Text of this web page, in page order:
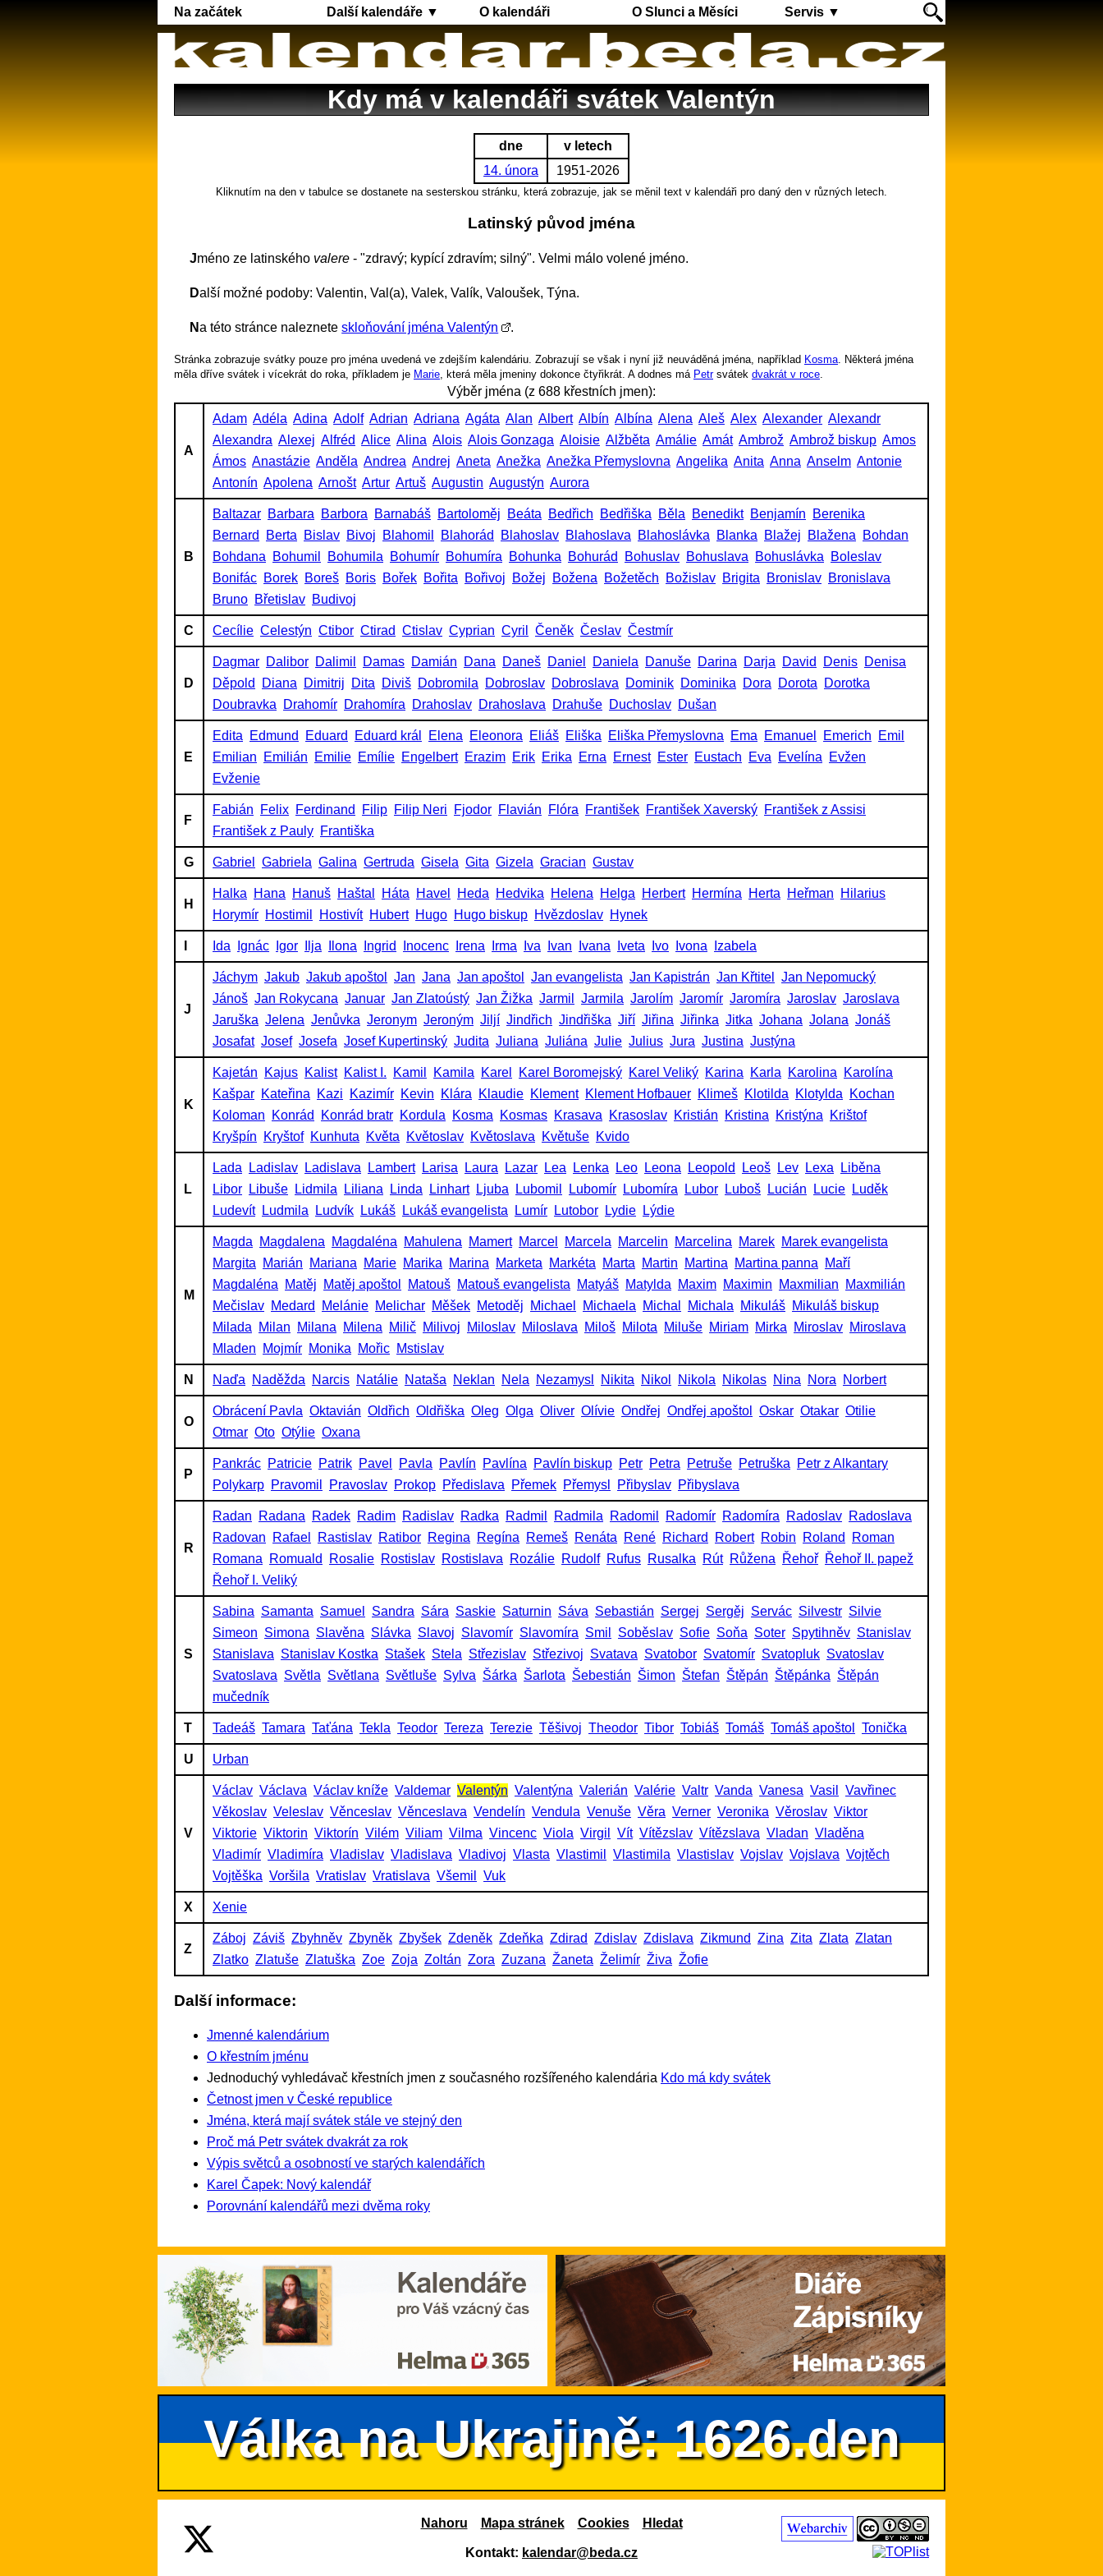
Na začátek Další kalendáře ▼ O kalendáři O Slunci a Měsíci Servis ▼
Kdy má v kalendáři svátek Valentýn
dne
v letech
14. února
1951-2026
Kliknutím na den v tabulce se dostanete na sesterskou stránku, která zobrazuje, jak se měnil text v kalendáři pro daný den v různých letech.
Latinský původ jména
Jméno ze latinského valere - "zdravý; kypící zdravím; silný". Velmi málo volené jméno.
Další možné podoby: Valentin, Val(a), Valek, Valík, Valoušek, Týna.
Na této stránce nalezneteskloňování jména Valentýn .
Stránka zobrazuje svátky pouze pro jména uvedená ve zdejším kalendáriu. Zobrazují se však i nyní již neuváděná jména, například Kosma . Některá jména
měla dříve svátek i vícekrát do roka, příkladem je Marie , která měla jmeniny dokonce čtyřikrát. A dodnes má Petrsvátek dvakrát v roce
Výběr jména (z 688 křestních jmen):
A
Adam Adéla Adina Adolf Adrian Adriana Agáta Alan Albert Albín Albína Alena Aleš Alex Alexander Alexandr
Alexandra Alexej Alfréd Alice Alina Alois Alois Gonzaga Aloisie Alžběta Amálie Amát Ambrož Ambrož biskup Amos
Ámos Anastázie Anděla Andrea Andrej Aneta Anežka Anežka Přemyslovna Angelika Anita Anna Anselm Antonie
Antonín Apolena Arnošt Artur Artuš Augustin Augustýn Aurora
B
Baltazar Barbara Barbora Barnabáš Bartoloměj Beáta Bedřich Bedřiška Běla Benedikt Benjamín
Berenika
Bernard
Berta Bislav Bivoj Blahomil Blahorád Blahoslav Blahoslava Blahoslávka Blanka Blažej Blažena
Bohdan
Bohdana
Bohumil Bohumila Bohumír Bohumíra Bohunka Bohurád Bohuslav Bohuslava Bohuslávka
Boleslav
Bonifác Borek Boreš Boris Bořek Bořita Bořivoj Božej Božena Božetěch Božislav Brigita Bronislav Bronislava
Bruno Břetislav Budivoj
C Cecílie Celestýn Ctibor Ctirad Ctislav Cyprian Cyril Čeněk Česlav Čestmír
D
Dagmar Dalibor Dalimil Damas Damián Dana Daneš Daniel Daniela Danuše Darina Darja David Denis Denisa
Děpold
Diana Dimitrij Dita Diviš Dobromila Dobroslav Dobroslava Dominik Dominika Dora Dorota
Dorotka
Doubravka
Drahomír Drahomíra Drahoslav Drahoslava Drahuše Duchoslav Dušan
E
Edita Edmund Eduard Eduard král Elena Eleonora Eliáš Eliška Eliška Přemyslovna Ema Emanuel Emerich
Emil
Emilian
Emilián Emilie Emílie Engelbert Erazim Erik Erika Erna Ernest Ester Eustach Eva Evelína
Evžen
Evženie
F
Fabián Felix Ferdinand Filip Filip Neri Fjodor Flavián Flóra František František Xaverský František z Assisi
František z Pauly Františka
G Gabriel Gabriela Galina Gertruda Gisela Gita Gizela Gracian Gustav
H
Halka Hana Hanuš Haštal Háta Havel Heda Hedvika Helena Helga Herbert Hermína Herta Heřman
Hilarius
Horymír Hostimil Hostivít Hubert Hugo Hugo biskup Hvězdoslav Hynek
Ida Ignác Igor Ilja Ilona Ingrid Inocenc Irena Irma Iva Ivan Ivana Iveta Ivo Ivona Izabela
J
Jáchym Jakub Jakub apoštol Jan Jana Jan apoštol Jan evangelista Jan Kapistrán Jan Křtitel
Jan Nepomucký
Jánoš Jan Rokycana Januar Jan Zlatoústý Jan Žižka Jarmil Jarmila Jarolím Jaromír Jaromíra Jaroslav Jaroslava
Jaruška Jelena Jenůvka Jeronym Jeroným Jiljí Jindřich Jindřiška Jiří Jiřina Jiřinka Jitka Johana Jolana Jonáš
Josafat Josef Josefa Josef Kupertinský Judita Juliana Juliána Julie Julius Jura Justina Justýna
K
Kajetán Kajus Kalist Kalist I. Kamil Kamila Karel Karel Boromejský Karel Veliký Karina Karla Karolina
Karolína
Kašpar Kateřina Kazi Kazimír Kevin Klára Klaudie Klement Klement Hofbauer Klimeš Klotilda Klotylda
Kochan
Koloman
Konrád Konrád bratr Kordula Kosma Kosmas Krasava Krasoslav Kristián Kristina Kristýna
Krištof
Kryšpín
Kryštof Kunhuta Květa Květoslav Květoslava Květuše Kvido
L
Lada Ladislav Ladislava Lambert Larisa Laura Lazar Lea Lenka Leo Leona Leopold Leoš Lev Lexa
Liběna
Libor
Libuše Lidmila Liliana Linda Linhart Ljuba Lubomil Lubomír Lubomíra Lubor Luboš Lucián Lucie
Luděk
Ludevít
Ludmila Ludvík Lukáš Lukáš evangelista Lumír Lutobor Lydie Lýdie
M
Magda Magdalena Magdaléna Mahulena Mamert Marcel Marcela Marcelin Marcelina Marek Marek evangelista
Margita
Marián Mariana Marie Marika Marina Marketa Markéta Marta Martin Martina Martina panna
Maří
Magdaléna
Matěj Matěj apoštol Matouš Matouš evangelista Matyáš Matylda Maxim Maximin Maxmilian
Maxmilián
Mečislav Medard Melánie Melichar Měšek Metoděj Michael Michaela Michal Michala Mikuláš Mikuláš biskup
Milada
Milan Milana Milena Milič Milivoj Miloslav Miloslava Miloš Milota Miluše Miriam Mirka Miroslav Miroslava
Mladen
Mojmír Monika Mořic Mstislav
N Naďa Naděžda Narcis Natálie Nataša Neklan Nela Nezamysl Nikita Nikol Nikola Nikolas Nina Nora Norbert
O
Obrácení Pavla Oktavián Oldřich Oldřiška Oleg Olga Oliver Olívie Ondřej Ondřej apoštol Oskar Otakar Otilie
Otmar Oto Otýlie Oxana
P
Pankrác Patricie Patrik Pavel Pavla Pavlín Pavlína Pavlín biskup Petr Petra Petruše Petruška
Petr z Alkantary
Polykarp Pravomil Pravoslav Prokop Předislava Přemek Přemysl Přibyslav Přibyslava
R
Radan Radana Radek Radim Radislav Radka Radmil Radmila Radomil Radomír Radomíra Radoslav Radoslava
Radovan
Rafael Rastislav Ratibor Regina Regína Remeš Renáta René Richard Robert Robin Roland
Roman
Romana
Romuald Rosalie Rostislav Rostislava Rozálie Rudolf Rufus Rusalka Rút Růžena Řehoř Řehoř II. papež
Řehoř I. Veliký
S
Sabina Samanta Samuel Sandra Sára Saskie Saturnin Sáva Sebastián Sergej Sergěj Servác Silvestr Silvie
Simeon Simona Slavěna Slávka Slavoj Slavomír Slavomíra Smil Soběslav Sofie Soňa Soter Spytihněv Stanislav
Stanislava Stanislav Kostka Stašek Stela Střezislav Střezivoj Svatava Svatobor Svatomír Svatopluk Svatoslav
Svatoslava Světla Světlana Světluše Sylva Šárka Šarlota Šebestián Šimon Štefan Štěpán Štěpánka Štěpán
mučedník
T Tadeáš Tamara Taťána Tekla Teodor Tereza Terezie Těšivoj Theodor Tibor Tobiáš Tomáš Tomáš apoštol Tonička
U Urban
V
Václav Václava Václav kníže Valdemar Valentýn Valentýna Valerián Valérie Valtr Vanda Vanesa Vasil
Vavřinec
Věkoslav Veleslav Věnceslav Věnceslava Vendelín Vendula Venuše Věra Verner Veronika Věroslav Viktor
Viktorie Viktorin Viktorín Vilém Viliam Vilma Vincenc Viola Virgil Vít Vítězslav Vítězslava Vladan Vladěna
Vladimír Vladimíra Vladislav Vladislava Vladivoj Vlasta Vlastimil Vlastimila Vlastislav Vojslav Vojslava Vojtěch
Vojtěška Voršila Vratislav Vratislava Všemil Vuk
X Xenie
Z
Záboj Záviš Zbyhněv Zbyněk Zbyšek Zdeněk Zdeňka Zdirad Zdislav Zdislava Zikmund Zina Zita Zlata Zlatan
Zlatko Zlatuše Zlatuška Zoe Zoja Zoltán Zora Zuzana Žaneta Želimír Živa Žofie
Další informace:
Jmenné kalendárium
O křestním jménu
Jednoduchý vyhledávač křestních jmen z současného rozšířeného kalendária Kdo má kdy svátek
Četnost jmen v České republice
Jména, která mají svátek stále ve stejný den
Proč má Petr svátek dvakrát za rok
Výpis světců a osobností ve starých kalendářích
Karel Čapek: Nový kalendář
Porovnání kalendářů mezi dvěma roky
Válka na Ukrajině: 1626.den
Nahoru Mapa stránek Cookies Hledat
Kontakt: kalendar@beda.cz